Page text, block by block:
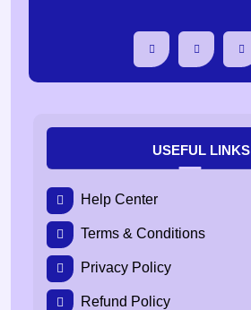
USEFUL LINKS
Help Center
Terms & Conditions
Privacy Policy
Refund Policy